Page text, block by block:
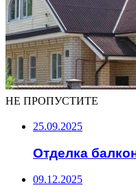
НЕ ПРОПУСТИТЕ
25.09.2025
Отделка
09.12.2025